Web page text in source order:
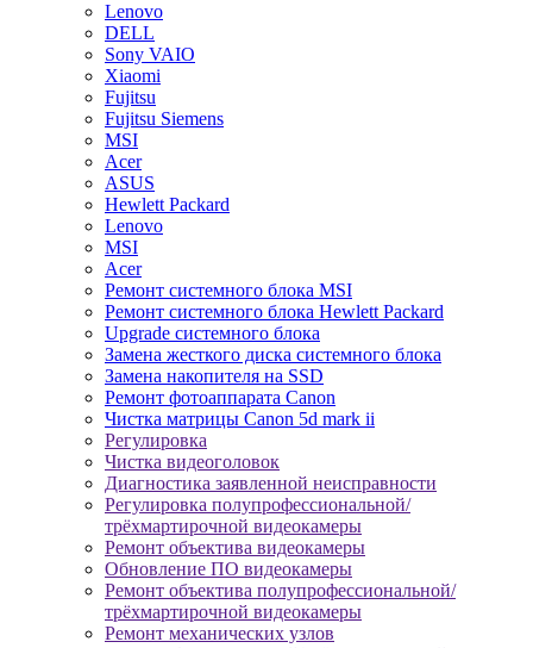
Lenovo
DELL
Sony VAIO
Xiaomi
Fujitsu
Fujitsu Siemens
MSI
Acer
ASUS
Hewlett Packard
Lenovo
MSI
Acer
Ремонт системного блока MSI
Ремонт системного блока Hewlett Packard
Upgrade системного блока
Замена жесткого диска системного блока
Замена накопителя на SSD
Ремонт фотоаппарата Canon
Чистка матрицы Canon 5d mark ii
Регулировка
Чистка видеоголовок
Диагностика заявленной неисправности
Регулировка полупрофессиональной/
трёхмартирочной видеокамеры
Ремонт объектива видеокамеры
Обновление ПО видеокамеры
Ремонт объектива полупрофессиональной/
трёхмартирочной видеокамеры
Ремонт механических узлов